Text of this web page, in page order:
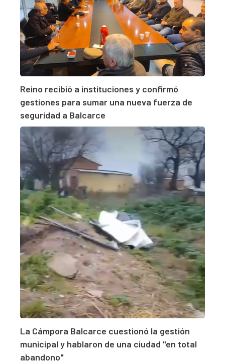
Reino recibió a instituciones y confirmó
gestiones para sumar una nueva fuerza de
seguridad a Balcarce
La Cámpora Balcarce cuestionó la gestión
municipal y hablaron de una ciudad "en total
abandono"